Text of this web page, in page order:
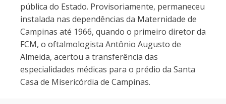
pública do Estado. Provisoriamente, permaneceu
instalada nas dependências da Maternidade de
Campinas até 1966, quando o primeiro diretor da
FCM, o oftalmologista Antônio Augusto de
Almeida, acertou a transferência das
especialidades médicas para o prédio da Santa
Casa de Misericórdia de Campinas.